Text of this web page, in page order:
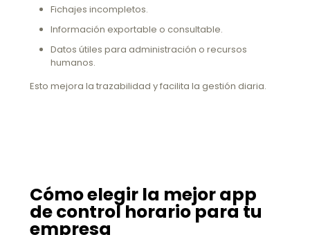
Fichajes incompletos.
Información exportable o consultable.
Datos útiles para administración o recursos
humanos.
Esto mejora la trazabilidad y facilita la gestión diaria.
Cómo elegir la mejor app
de control horario para tu
empresa